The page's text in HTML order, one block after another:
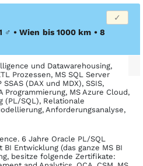
♂ • Wien bis 1000 km • 8
und Datawarehousing,
Prozessen, MS SQL Server
(DAX und MDX), SSIS,
Programmierung, MS Azure Cloud,
(PL/SQL), Relationale
Anforderungsanalyse,
6 Jahre Oracle PL/SQL
Entwicklung (das ganze MS BI
besitze folgende Zertifikate: